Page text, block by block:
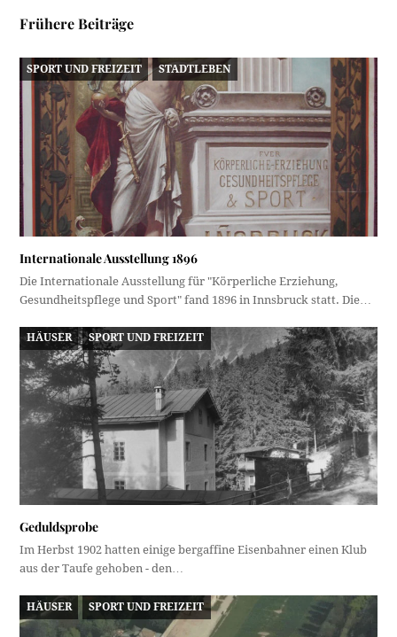
Frühere Beiträge
SPORT UND FREIZEIT STADTLEBEN
Internationale Ausstellung 1896
Die Internationale Ausstellung für "Körperliche Erziehung,
Gesundheitspflege und Sport" fand 1896 in Innsbruck statt. Die…
HÄUSER SPORT UND FREIZEIT
Geduldsprobe
Im Herbst 1902 hatten einige bergaffine Eisenbahner einen Klub
aus der Taufe gehoben - den…
HÄUSER SPORT UND FREIZEIT